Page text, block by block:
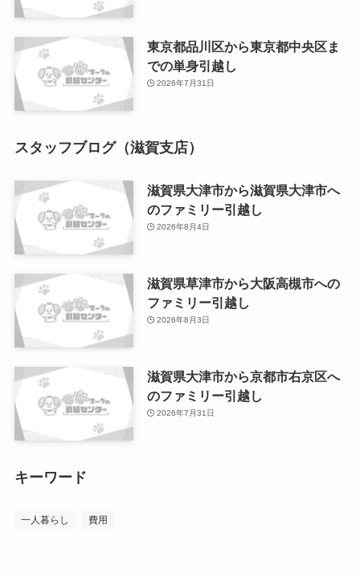
東京都品川区から東京都中央区ま
での単身引越し
2026年7月31日
スタッフブログ（滋賀支店）
滋賀県大津市から滋賀県大津市へ
のファミリー引越し
2026年8月4日
滋賀県草津市から大阪高槻市への
ファミリー引越し
2026年8月3日
滋賀県大津市から京都市右京区へ
のファミリー引越し
2026年7月31日
キーワード
一人暮らし 費用